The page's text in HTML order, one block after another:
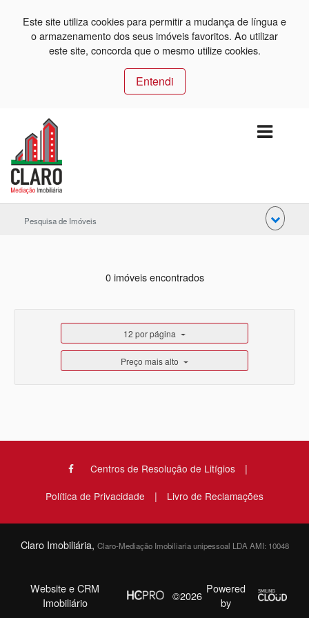
Este site utiliza cookies para permitir a mudança de língua e
o armazenamento dos seus imóveis favoritos. Ao utilizar
este site, concorda que o mesmo utilize cookies.
Entendi
Pesquisa de Imóveis
0 imóveis encontrados
12 por página
Preço mais alto
Centros de Resolução de Litígios |
Política de Privacidade | Livro de Reclamações
Claro Imobiliária, Claro-Mediação Imobiliaria unipessoal LDA AMI: 10048
Website e CRM
Imobiliário
©2026 Powered
by